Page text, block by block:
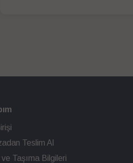
Teslim Al
Taşıma Bilgileri